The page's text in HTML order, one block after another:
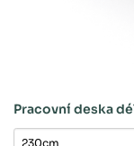
Pracovní deska